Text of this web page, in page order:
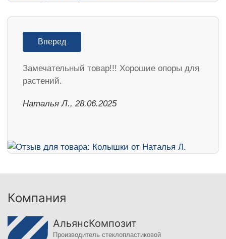
Вперед
Замечательный товар!!! Хорошие опоры для
растений.
Наталья Л., 28.06.2025
Компания
АльянсКомпозит
Производитель стеклопластиковой